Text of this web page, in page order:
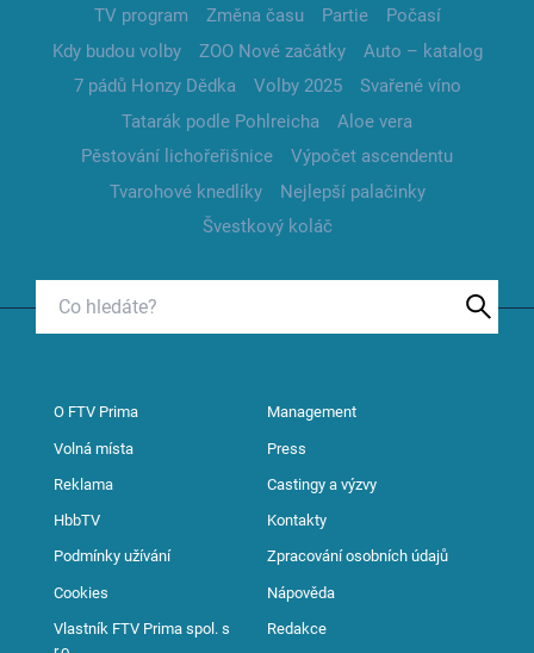
TV program
Změna času Partie
Počasí
Kdy budou volby
ZOO Nové začátky
Auto – katalog
7 pádů Honzy Dědka
Volby 2025
Svařené víno
Tatarák podle Pohlreicha
Aloe vera
Pěstování lichořeřišnice
Výpočet ascendentu
Tvarohové knedlíky
Nejlepší palačinky
Švestkový koláč
O FTV Prima Management
Volná místa Press
Reklama Castingy a výzvy
HbbTV Kontakty
Podmínky užívání Zpracování osobních údajů
Cookies Nápověda
Vlastník FTV Prima spol. s
Redakce